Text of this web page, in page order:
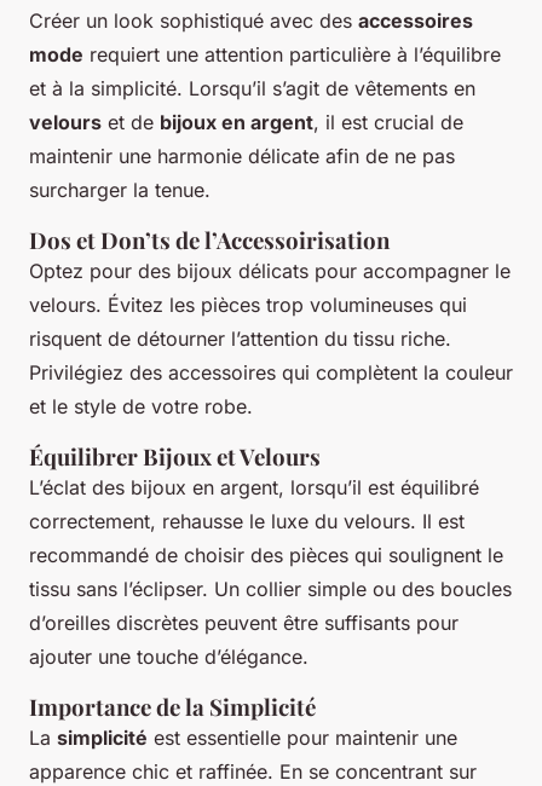
Créer un look sophistiqué avec des accessoires
mode requiert une attention particulière à l’équilibre
et à la simplicité. Lorsqu’il s’agit de vêtements en
velours et de bijoux en argent, il est crucial de
maintenir une harmonie délicate afin de ne pas
surcharger la tenue.
Dos et Don’ts de l’Accessoirisation
Optez pour des bijoux délicats pour accompagner le
velours. Évitez les pièces trop volumineuses qui
risquent de détourner l’attention du tissu riche.
Privilégiez des accessoires qui complètent la couleur
et le style de votre robe.
Équilibrer Bijoux et Velours
L’éclat des bijoux en argent, lorsqu’il est équilibré
correctement, rehausse le luxe du velours. Il est
recommandé de choisir des pièces qui soulignent le
tissu sans l’éclipser. Un collier simple ou des boucles
d’oreilles discrètes peuvent être suffisants pour
ajouter une touche d’élégance.
Importance de la Simplicité
La simplicité est essentielle pour maintenir une
apparence chic et raffinée. En se concentrant sur